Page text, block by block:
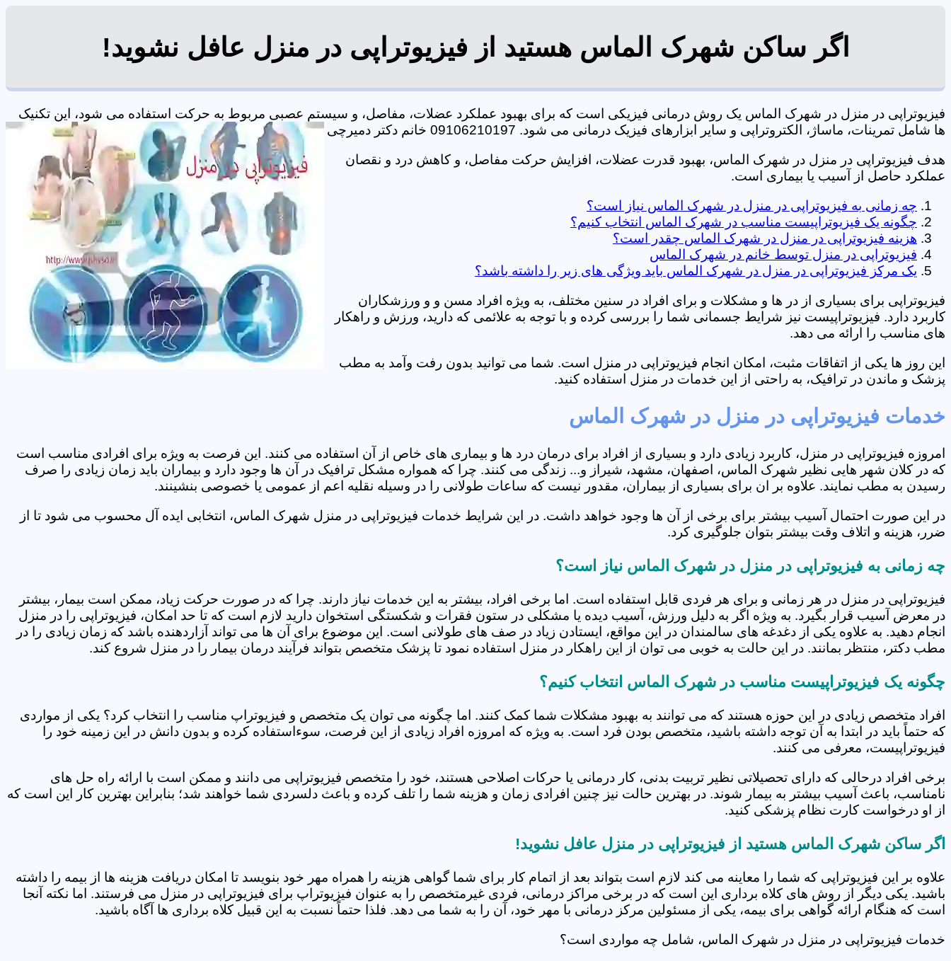
اگر ساکن شهرک الماس هستید از فیزیوتراپی در منزل عافل نشوید!
فیزیوتراپی در منزل در شهرک الماس یک روش درمانی فیزیکی است که برای بهبود عملکرد عضلات، مفاصل، و سیستم عصبی مربوط به حرکت استفاده می شود، این تکنیک
ها شامل تمرینات، ماساژ، الکتروتراپی و سایر ابزارهای فیزیک درمانی می شود. 09106210197 خانم دکتر دمیرچی
هدف فیزیوتراپی در منزل در شهرک الماس، بهبود قدرت عضلات، افزایش حرکت مفاصل، و کاهش درد و نقصان
عملکرد حاصل از آسیب یا بیماری است.
چه زمانی به فیزیوتراپی در منزل در شهرک الماس نیاز است؟
چگونه یک فیزیوتراپیست مناسب در شهرک الماس انتخاب کنیم؟
هزینه فیزیوتراپی در منزل در شهرک الماس چقدر است؟
فیزیوتراپی در منزل توسط خانم در شهرک الماس
یک مرکز فیزیوتراپی در منزل در شهرک الماس باید ویژگی های زیر را داشته باشد؟
فیزیوتراپی برای بسیاری از در ها و مشکلات و برای افراد در سنین مختلف، به ویژه افراد مسن و و ورزشکاران
کاربرد دارد. فیزیوتراپیست نیز شرایط جسمانی شما را بررسی کرده و با توجه به علائمی که دارید، ورزش و راهکار
های مناسب را ارائه می دهد.
این روز ها یکی از اتفاقات مثبت، امکان انجام فیزیوتراپی در منزل است. شما می توانید بدون رفت وآمد به مطب
پزشک و ماندن در ترافیک، به راحتی از این خدمات در منزل استفاده کنید.
خدمات فیزیوتراپی در منزل در شهرک الماس
امروزه فیزیوتراپی در منزل، کاربرد زیادی دارد و بسیاری از افراد برای درمان درد ها و بیماری های خاص از آن استفاده می کنند. این فرصت به ویژه برای افرادی مناسب است
که در کلان شهر هایی نظیر شهرک الماس، اصفهان، مشهد، شیراز و... زندگی می کنند. چرا که همواره مشکل ترافیک در آن ها وجود دارد و بیماران باید زمان زیادی را صرف
رسیدن به مطب نمایند. علاوه بر ان برای بسیاری از بیماران، مقدور نیست که ساعات طولانی را در وسیله نقلیه اعم از عمومی یا خصوصی بنشینند.
در این صورت احتمال آسیب بیشتر برای برخی از آن ها وجود خواهد داشت. در این شرایط خدمات فیزیوتراپی در منزل شهرک الماس، انتخابی ایده آل محسوب می شود تا از
ضرر، هزینه و اتلاف وقت بیشتر بتوان جلوگیری کرد.
چه زمانی به فیزیوتراپی در منزل در شهرک الماس نیاز است؟
فیزیوتراپی در منزل در هر زمانی و برای هر فردی قابل استفاده است. اما برخی افراد، بیشتر به این خدمات نیاز دارند. چرا که در صورت حرکت زیاد، ممکن است بیمار، بیشتر
در معرض آسیب قرار بگیرد. به ویژه اگر به دلیل ورزش، آسیب دیده یا مشکلی در ستون فقرات و شکستگی استخوان دارید لازم است که تا حد امکان، فیزیوتراپی را در منزل
انجام دهید. به علاوه یکی از دغدغه های سالمندان در این مواقع، ایستادن زیاد در صف های طولانی است. این موضوع برای آن ها می تواند آزاردهنده باشد که زمان زیادی را در
مطب دکتر، منتظر بمانند. در این حالت به خوبی می توان از این راهکار در منزل استفاده نمود تا پزشک متخصص بتواند فرآیند درمان بیمار را در منزل شروع کند.
چگونه یک فیزیوتراپیست مناسب در شهرک الماس انتخاب کنیم؟
افراد متخصص زیادی در این حوزه هستند که می توانند به بهبود مشکلات شما کمک کنند. اما چگونه می توان یک متخصص و فیزیوتراپ مناسب را انتخاب کرد؟ یکی از مواردی
که حتماً باید در ابتدا به آن توجه داشته باشید، متخصص بودن فرد است. به ویژه که امروزه افراد زیادی از این فرصت، سوءاستفاده کرده و بدون دانش در این زمینه خود را
فیزیوتراپیست، معرفی می کنند.
برخی افراد درحالی که دارای تحصیلاتی نظیر تربیت بدنی، کار درمانی یا حرکات اصلاحی هستند، خود را متخصص فیزیوتراپی می دانند و ممکن است با ارائه راه حل های
نامناسب، باعث آسیب بیشتر به بیمار شوند. در بهترین حالت نیز چنین افرادی زمان و هزینه شما را تلف کرده و باعث دلسردی شما خواهند شد؛ بنابراین بهترین کار این است که
از او درخواست کارت نظام پزشکی کنید.
اگر ساکن شهرک الماس هستید از فیزیوتراپی در منزل عافل نشوید!
علاوه بر این فیزیوتراپی که شما را معاینه می کند لازم است بتواند بعد از اتمام کار برای شما گواهی هزینه را همراه مهر خود بنویسد تا امکان دریافت هزینه ها از بیمه را داشته
باشید. یکی دیگر از روش های کلاه برداری این است که در برخی مراکز درمانی، فردی غیرمتخصص را به عنوان فیزیوتراپ برای فیزیوتراپی در منزل می فرستند. اما نکته آنجا
است که هنگام ارائه گواهی برای بیمه، یکی از مسئولین مرکز درمانی با مهر خود، آن را به شما می دهد. فلذا حتماً نسبت به این قبیل کلاه برداری ها آگاه باشید.
خدمات فیزیوتراپی در منزل در شهرک الماس، شامل چه مواردی است؟